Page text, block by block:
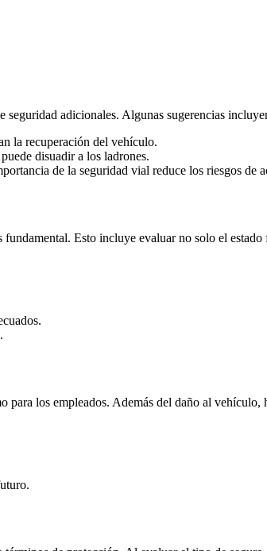
seguridad adicionales. Algunas sugerencias
la recuperación del vehículo.
disuadir a los ladrones.
de la seguridad vial reduce los riesgos de
fundamental. Esto incluye evaluar no solo el
para los empleados. Además del daño al vehículo,